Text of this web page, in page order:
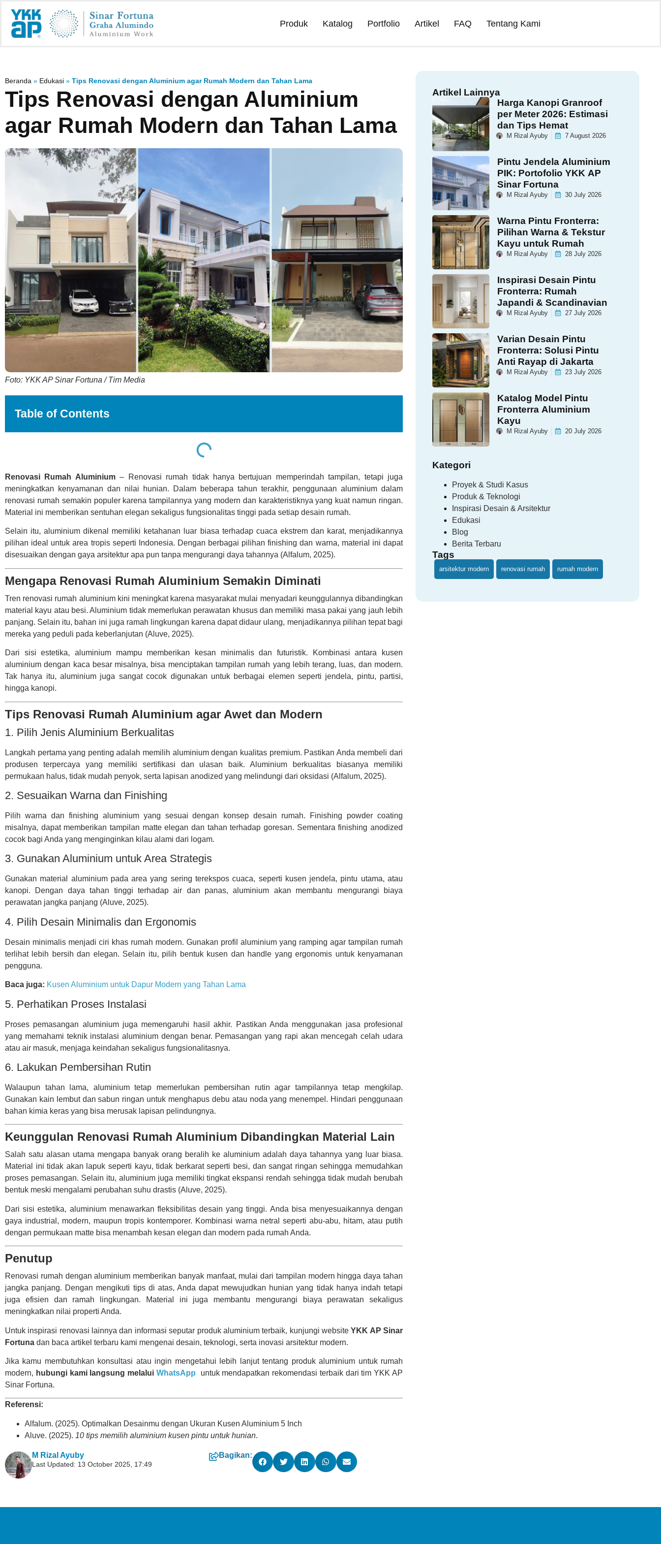
Produk Katalog Portfolio Artikel FAQ Tentang Kami
Beranda » Edukasi » Tips Renovasi dengan Aluminium agar Rumah Modern dan Tahan Lama
Tips Renovasi dengan Aluminium
agar Rumah Modern dan Tahan Lama
Foto: YKK AP Sinar Fortuna / Tim Media
Table of Contents
Renovasi Rumah Aluminium– Renovasi rumah tidak hanya bertujuan memperindah tampilan, tetapi juga
meningkatkan kenyamanan dan nilai hunian. Dalam beberapa tahun terakhir, penggunaan aluminium dalam
renovasi rumah semakin populer karena tampilannya yang modern dan karakteristiknya yang kuat namun ringan.
Material ini memberikan sentuhan elegan sekaligus fungsionalitas tinggi pada setiap desain rumah.
Selain itu, aluminium dikenal memiliki ketahanan luar biasa terhadap cuaca ekstrem dan karat, menjadikannya
pilihan ideal untuk area tropis seperti Indonesia. Dengan berbagai pilihan finishing dan warna, material ini dapat
disesuaikan dengan gaya arsitektur apa pun tanpa mengurangi daya tahannya (Alfalum, 2025).
Mengapa Renovasi Rumah Aluminium Semakin Diminati
Tren renovasi rumah aluminium kini meningkat karena masyarakat mulai menyadari keunggulannya dibandingkan
material kayu atau besi. Aluminium tidak memerlukan perawatan khusus dan memiliki masa pakai yang jauh lebih
panjang. Selain itu, bahan ini juga ramah lingkungan karena dapat didaur ulang, menjadikannya pilihan tepat bagi
mereka yang peduli pada keberlanjutan (Aluve, 2025).
Dari sisi estetika, aluminium mampu memberikan kesan minimalis dan futuristik. Kombinasi antara kusen
aluminium dengan kaca besar misalnya, bisa menciptakan tampilan rumah yang lebih terang, luas, dan modern.
Tak hanya itu, aluminium juga sangat cocok digunakan untuk berbagai elemen seperti jendela, pintu, partisi,
hingga kanopi.
Tips Renovasi Rumah Aluminium agar Awet dan Modern
1. Pilih Jenis Aluminium Berkualitas
Langkah pertama yang penting adalah memilih aluminium dengan kualitas premium. Pastikan Anda membeli dari
produsen terpercaya yang memiliki sertifikasi dan ulasan baik. Aluminium berkualitas biasanya memiliki
permukaan halus, tidak mudah penyok, serta lapisan anodized yang melindungi dari oksidasi (Alfalum, 2025).
2. Sesuaikan Warna dan Finishing
Pilih warna dan finishing aluminium yang sesuai dengan konsep desain rumah. Finishing powder coating
misalnya, dapat memberikan tampilan matte elegan dan tahan terhadap goresan. Sementara finishing anodized
cocok bagi Anda yang menginginkan kilau alami dari logam.
3. Gunakan Aluminium untuk Area Strategis
Gunakan material aluminium pada area yang sering terekspos cuaca, seperti kusen jendela, pintu utama, atau
kanopi. Dengan daya tahan tinggi terhadap air dan panas, aluminium akan membantu mengurangi biaya
perawatan jangka panjang (Aluve, 2025).
4. Pilih Desain Minimalis dan Ergonomis
Desain minimalis menjadi ciri khas rumah modern. Gunakan profil aluminium yang ramping agar tampilan rumah
terlihat lebih bersih dan elegan. Selain itu, pilih bentuk kusen dan handle yang ergonomis untuk kenyamanan
pengguna.
Baca juga: Kusen Aluminium untuk Dapur Modern yang Tahan Lama
5. Perhatikan Proses Instalasi
Proses pemasangan aluminium juga memengaruhi hasil akhir. Pastikan Anda menggunakan jasa profesional
yang memahami teknik instalasi aluminium dengan benar. Pemasangan yang rapi akan mencegah celah udara
atau air masuk, menjaga keindahan sekaligus fungsionalitasnya.
6. Lakukan Pembersihan Rutin
Walaupun tahan lama, aluminium tetap memerlukan pembersihan rutin agar tampilannya tetap mengkilap.
Gunakan kain lembut dan sabun ringan untuk menghapus debu atau noda yang menempel. Hindari penggunaan
bahan kimia keras yang bisa merusak lapisan pelindungnya.
Keunggulan Renovasi Rumah Aluminium Dibandingkan Material Lain
Salah satu alasan utama mengapa banyak orang beralih ke aluminium adalah daya tahannya yang luar biasa.
Material ini tidak akan lapuk seperti kayu, tidak berkarat seperti besi, dan sangat ringan sehingga memudahkan
proses pemasangan. Selain itu, aluminium juga memiliki tingkat ekspansi rendah sehingga tidak mudah berubah
bentuk meski mengalami perubahan suhu drastis (Aluve, 2025).
Dari sisi estetika, aluminium menawarkan fleksibilitas desain yang tinggi. Anda bisa menyesuaikannya dengan
gaya industrial, modern, maupun tropis kontemporer. Kombinasi warna netral seperti abu-abu, hitam, atau putih
dengan permukaan matte bisa menambah kesan elegan dan modern pada rumah Anda.
Penutup
Renovasi rumah dengan aluminium memberikan banyak manfaat, mulai dari tampilan modern hingga daya tahan
jangka panjang. Dengan mengikuti tips di atas, Anda dapat mewujudkan hunian yang tidak hanya indah tetapi
juga efisien dan ramah lingkungan. Material ini juga membantu mengurangi biaya perawatan sekaligus
meningkatkan nilai properti Anda.
Untuk inspirasi renovasi lainnya dan informasi seputar produk aluminium terbaik, kunjungi websiteYKK AP Sinar
Fortuna dan baca artikel terbaru kami mengenai desain, teknologi, serta inovasi arsitektur modern.
Jika kamu membutuhkan konsultasi atau ingin mengetahui lebih lanjut tentang produk aluminium untuk rumah
modern, hubungi kami langsung melalui WhatsApp untuk mendapatkan rekomendasi terbaik dari tim YKK AP
Sinar Fortuna.
Referensi:
Alfalum. (2025). Optimalkan Desainmu dengan Ukuran Kusen Aluminium 5 Inch
Aluve. (2025). 10 tips memilih aluminium kusen pintu untuk hunian.
M Rizal Ayuby
Last Updated: 13 October 2025, 17:49
Bagikan:
Artikel Lainnya
Harga Kanopi Granroof
per Meter 2026: Estimasi
dan Tips Hemat
M Rizal Ayuby 7 August 2026
Pintu Jendela Aluminium
PIK: Portofolio YKK AP
Sinar Fortuna
M Rizal Ayuby 30 July 2026
Warna Pintu Fronterra:
Pilihan Warna & Tekstur
Kayu untuk Rumah
M Rizal Ayuby 28 July 2026
Inspirasi Desain Pintu
Fronterra: Rumah
Japandi & Scandinavian
M Rizal Ayuby 27 July 2026
Varian Desain Pintu
Fronterra: Solusi Pintu
Anti Rayap di Jakarta
M Rizal Ayuby 23 July 2026
Katalog Model Pintu
Fronterra Aluminium
Kayu
M Rizal Ayuby 20 July 2026
Kategori
Proyek & Studi Kasus
Produk & Teknologi
Inspirasi Desain & Arsitektur
Edukasi
Blog
Berita Terbaru
Tags
arsitektur modern renovasi rumah rumah modern